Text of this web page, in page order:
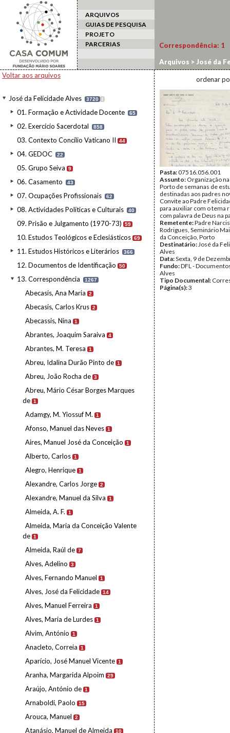
ARQUIVOS
GUIAS DE PESQUISA
PROJETO
PARCERIAS
Voltar aos arquivos
José da Felicidade Alves 3720 I
01. Formação e Actividade Docente 65
02. Exercício Sacerdotal 858
03. Contexto Concílio Vaticano II 44
04. GEDOC 22
05. Grupo Seiva 9
06. Casamento 43
07. Ocupações Profissionais 62
08. Actividades Políticas e Culturais 40
09. Prisão e Julgamento (1970-73) 59
10. Estudos Teológicos e Eclesiásticos 69
11. Estudos Históricos e Literários 366
12. Documentos de Identificação 50
13. Correspondência 1267
Abecasis, Ana Maria 2
Abecasis, Carlos Krus 2
Abecassis, Nina 1
Abrantes, Joaquim Saraiva 4
Abrantes, M. Teresa 1
Abreu, Idalina Durão Pinto de 1
Abreu, João Rocha de 3
Abreu, Mário César Borges Marques
de 1
Adamgy, M. Yiossuf M. 1
Afonso, Manuel das Neves 1
Aires, Manuel José da Conceição 1
Alberto, Carlos 1
Alegro, Henrique 1
Alexandre, Carlos Jorge 2
Alexandre, Manuel da Silva 1
Almeida, A. F. 1
Almeida, Maria da Conceição Valente
de 1
Almeida, Raúl de 7
Alves, Adelino 3
Alves, Fernando Manuel 1
Alves, José da Felicidade 14
Alves, Manuel Ferreira 1
Alves, Maria de Lurdes 1
Alvim, António 1
Anacleto, Correia 1
Aparício, José Manuel Vicente 1
Aranha, Margarida Alpoim 29
Araújo, António de 1
Arnaboldi, Paolo 15
Arouca, Manuel 2
Atanásio, Manuel de Almeida 10
Correspondência: 1
Arquivos > José da
ordenar
Pasta:07516.056.001
Assunto: Organização
Porto de semanas de
destinadas aos padres
Convite ao Padre
para auxiliar com o tema
com palavra de Deus na
Remetente:Padre
Rodrigues, Seminário
da Conceição, Porto
Destinatário:José da
Alves
Data:Sexta, 9 de
Fundo:DFL -
Alves
Tipo Documental:
Página(s):3